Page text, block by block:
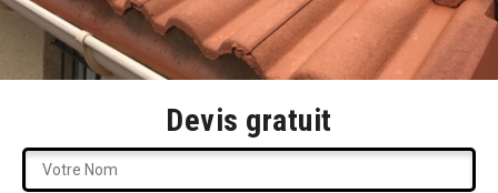
Devis gratuit